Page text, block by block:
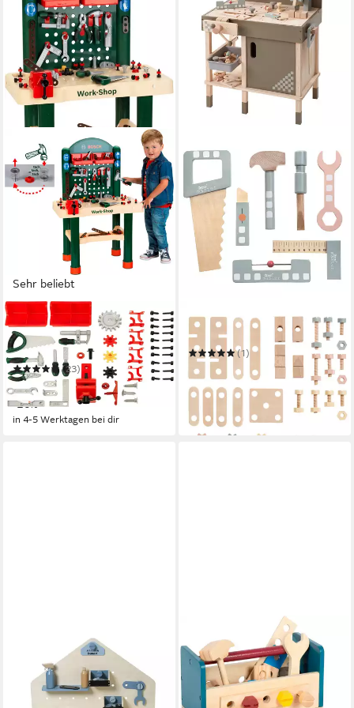
Sehr beliebt
KLEIN
Spielwerkbank Bosch, Work-
Shop
(23)
59,99 € UVP74,99 €
-20%
in 4-5 Werktagen bei dir
HOWA
Spielwerkbank
(1)
135,95 €
in 3-4 Werktagen bei dir